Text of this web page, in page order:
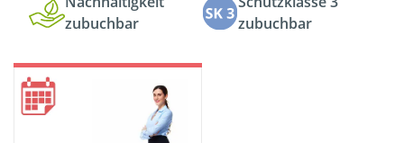
zubuchbar
zubuchbar